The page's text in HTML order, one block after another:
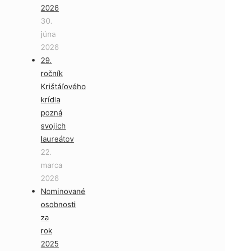
2026
30.
júna
2026
29.
ročník
Krištáľového
krídla
pozná
svojich
laureátov
22.
marca
2026
Nominované
osobnosti
za
rok
2025